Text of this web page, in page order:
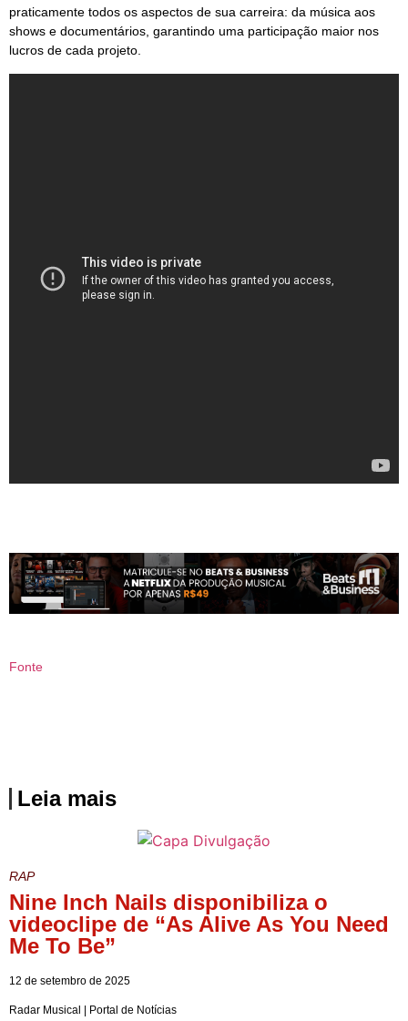
praticamente todos os aspectos de sua carreira: da música aos
shows e documentários, garantindo uma participação maior nos
lucros de cada projeto.
Fonte
Leia mais
RAP
Nine Inch Nails disponibiliza o
videoclipe de “As Alive As You Need
Me To Be”
12 de setembro de 2025
Radar Musical | Portal de Notícias